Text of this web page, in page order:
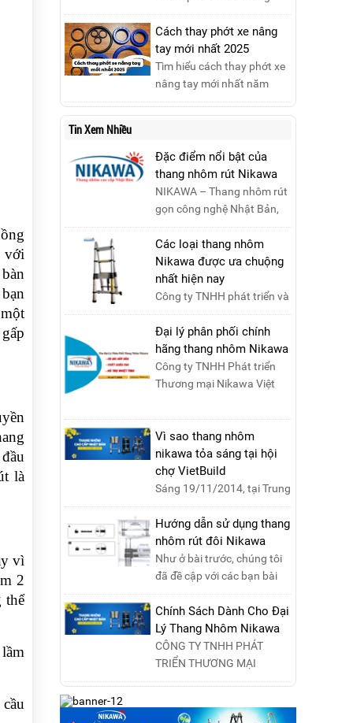
với
là
vì
2
thể
siêu hấp dẫn và mua sắm
những sản phẩm thang
chính hãng với mức giá
không thể tốt hơn!Tham gia
Mega Live, bạn sẽ nhận
nhôm chữ A cao 3m đáng
mua nhất năm 2025. Đánh
giá chất lượng, độ an toàn
và giá bán để chọn sản
phẩm phù hợp!
Cách thay phớt xe nâng
tay mới nhất 2025
Tìm hiểu cách thay phớt xe
nâng tay mới nhất năm
2025 với hướng dẫn chi tiết.
Đọc ngay để nắm vững quy
giúp xe nâng hoạt động
hiệu quả và bền lâu!
Tin Xem Nhiều
Đặc điểm nổi bật của
thang nhôm rút Nikawa
NIKAWA – Thang nhôm rút
gọn công nghệ Nhật Bản,
đạt tiêu chuẩn Châu Âu,
đảm bảo sự an toàn tuy....
Các loại thang nhôm
Nikawa được ưa chuộng
nhất hiện nay
Công ty TNHH phát triển và
thương mại Nikawa Việt
Nam xin kính chào quý
khách ! Hiện tại công t....
Đại lý phân phối chính
hãng thang nhôm Nikawa
Công ty TNHH Phát triển
Thương mại Nikawa Việt
độc quyền sản phẩm
thang....
Vì sao thang nhôm
nikawa tỏa sáng tại hội
chợ VietBuild
Sáng 19/11/2014, tại Trung
tâm Hội chợ Triển lãm Việt
Nam, Hà Nội, đã diễn ra lễ
khai mạc “Triể....
Hướng dẫn sử dụng thang
nhôm rút đôi Nikawa
Như ở bài trước, chúng tôi
đã đề cập với các bạn bài
viết hướng dẫn sử dụng
thang nhôm rút đơn ....
Chính Sách Dành Cho Đại
Lý Thang Nhôm Nikawa
CÔNG TY TNHH PHÁT
TRIỂN THƯƠNG MẠI
NIKAWA VIỆT NAM –
Đường Trung ....